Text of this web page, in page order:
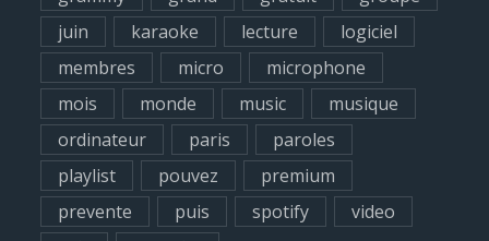
juin
karaoke lecture
logiciel
membres
micro
microphone
mois
monde music
musique
ordinateur
paris
paroles
playlist
pouvez
premium
prevente
puis spotify
video